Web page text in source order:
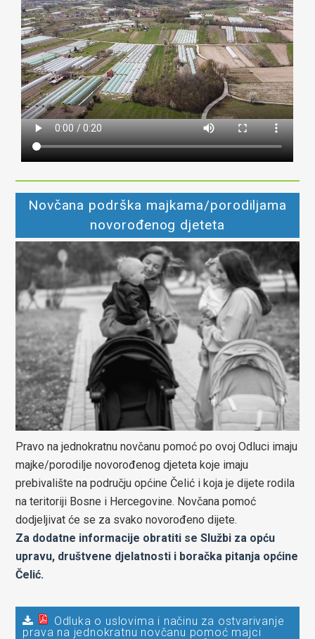
Novčana podrška majkama/porodiljama
novorođenog djeteta
Pravo na jednokratnu novčanu pomoć po ovoj Odluci imaju
majke/porodilje novorođenog djeteta koje imaju
prebivalište na području općine Čelić i koja je dijete rodila
na teritoriji Bosne i Hercegovine. Novčana pomoć
dodjeljivat će se za svako novorođeno dijete.
Za dodatne informacije obratiti se Službi za opću
upravu, društvene djelatnosti i boračka pitanja općine
Čelić.
Odluka o uslovima i načinu za ostvarivanje
prava na jednokratnu novčanu pomoć majci